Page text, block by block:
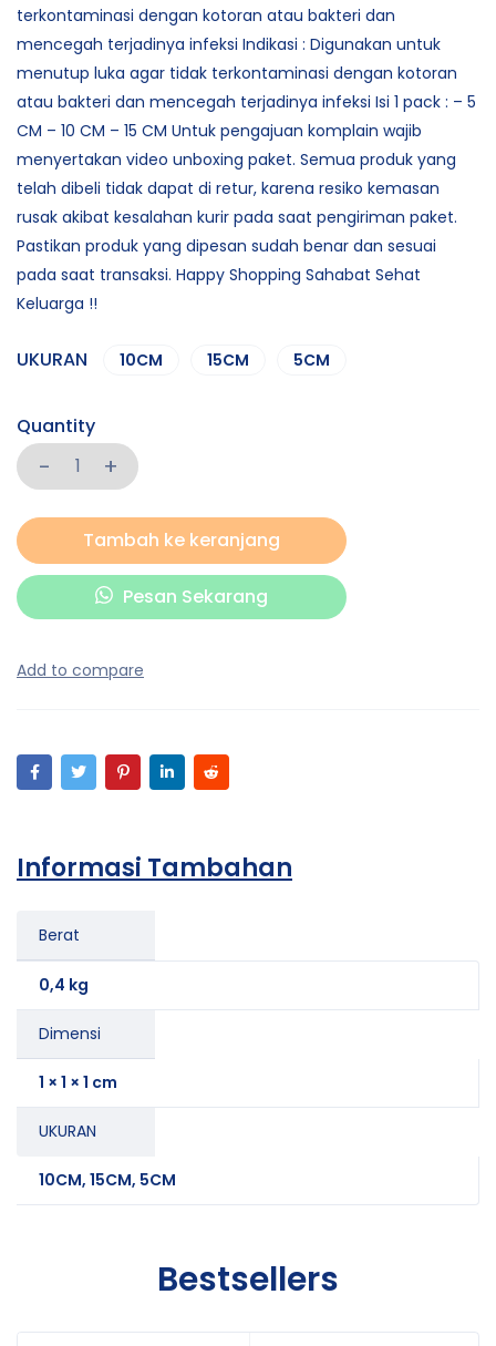
terkontaminasi dengan kotoran atau bakteri dan
mencegah terjadinya infeksi Indikasi : Digunakan untuk
menutup luka agar tidak terkontaminasi dengan kotoran
atau bakteri dan mencegah terjadinya infeksi Isi 1 pack : – 5
CM – 10 CM – 15 CM Untuk pengajuan komplain wajib
menyertakan video unboxing paket. Semua produk yang
telah dibeli tidak dapat di retur, karena resiko kemasan
rusak akibat kesalahan kurir pada saat pengiriman paket.
Pastikan produk yang dipesan sudah benar dan sesuai
pada saat transaksi. Happy Shopping Sahabat Sehat
Keluarga !!
UKURAN 10CM 15CM 5CM
Quantity
Tambah ke keranjang
Pesan Sekarang
Informasi Tambahan
Berat
0,4 kg
Dimensi
1 × 1 × 1 cm
UKURAN
10CM, 15CM, 5CM
Bestsellers